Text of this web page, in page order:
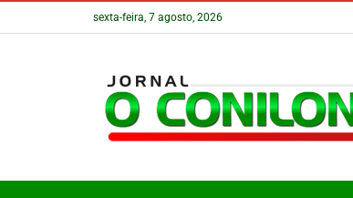
sexta-feira, 7 agosto, 2026